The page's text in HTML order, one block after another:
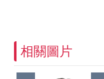
相關圖片